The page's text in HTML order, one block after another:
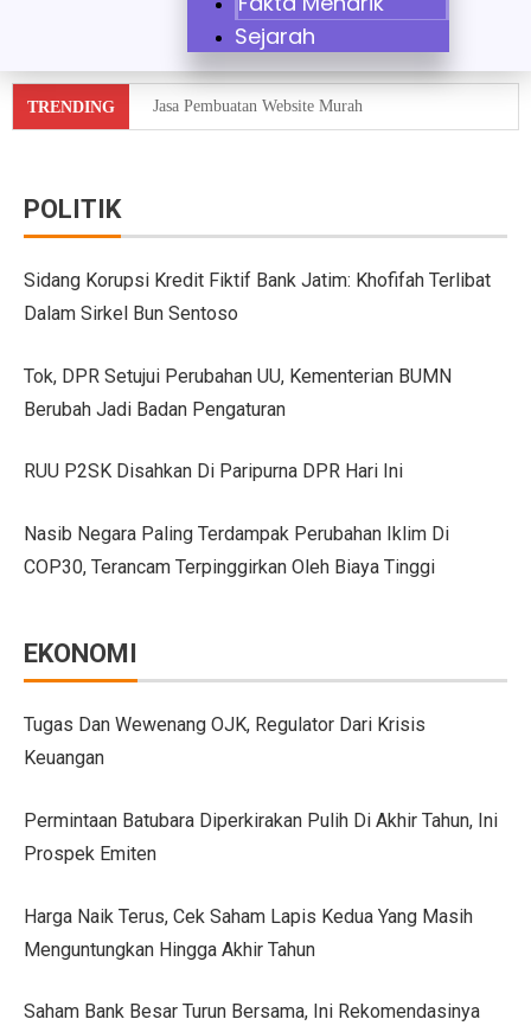
Sejarah
TRENDING Jasa Pembuatan Website Murah
GIIAS Bandung 2025: Sinergi Pemerintah, Industri,
Trio Unggulan Suzuki di GIIAS Bandung 2025:
Daihatsu Rocky Diluncurkan di GIIAS: SUV Kompak
Hyundai Akan Rilis Mobil Listrik Baru Tahun Ini
28 Kendaraan Perusahaan di Aceh Tamiang Pakai
Pengalaman Pertama Mengemudi Jaecoo J8, SUV
Persaingan BMW dan Mercedes-Benz Hadapi Bebas
Citroen C3 Sport dan Jeep Gladiator Meluncur di
Uji Coba Mobil SUV JAECOO J8 SHS ARDIS di
Jeep Gladiator Sport Tampil di GIIAS Bandung 2025
GIIAS Bandung 2025: Konsistensi 54 Tahun Toyota
POLITIK
Sidang Korupsi Kredit Fiktif Bank Jatim: Khofifah Terlibat
Dalam Sirkel Bun Sentoso
Tok, DPR Setujui Perubahan UU, Kementerian BUMN
Berubah Jadi Badan Pengaturan
RUU P2SK Disahkan Di Paripurna DPR Hari Ini
Nasib Negara Paling Terdampak Perubahan Iklim Di
COP30, Terancam Terpinggirkan Oleh Biaya Tinggi
EKONOMI
Tugas Dan Wewenang OJK, Regulator Dari Krisis
Keuangan
Permintaan Batubara Diperkirakan Pulih Di Akhir Tahun, Ini
Prospek Emiten
Harga Naik Terus, Cek Saham Lapis Kedua Yang Masih
Menguntungkan Hingga Akhir Tahun
Saham Bank Besar Turun Bersama, Ini Rekomendasinya